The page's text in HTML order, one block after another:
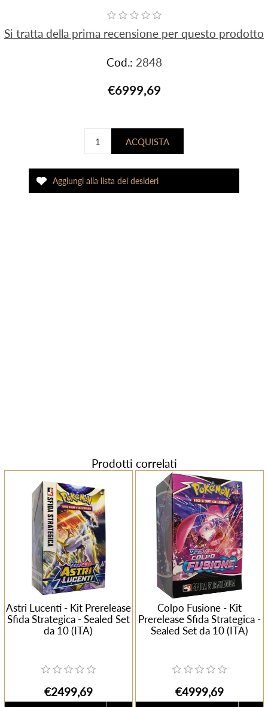
Si tratta della prima recensione per questo prodotto
Cod.: 2848
€6999,69
Prodotti correlati
Astri Lucenti - Kit Prerelease
Sfida Strategica - Sealed Set
da 10 (ITA)
€2499,69
Colpo Fusione - Kit
Prerelease Sfida Strategica -
Sealed Set da 10 (ITA)
€4999,69